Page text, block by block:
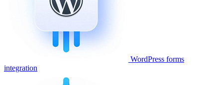
WordPress forms
integration